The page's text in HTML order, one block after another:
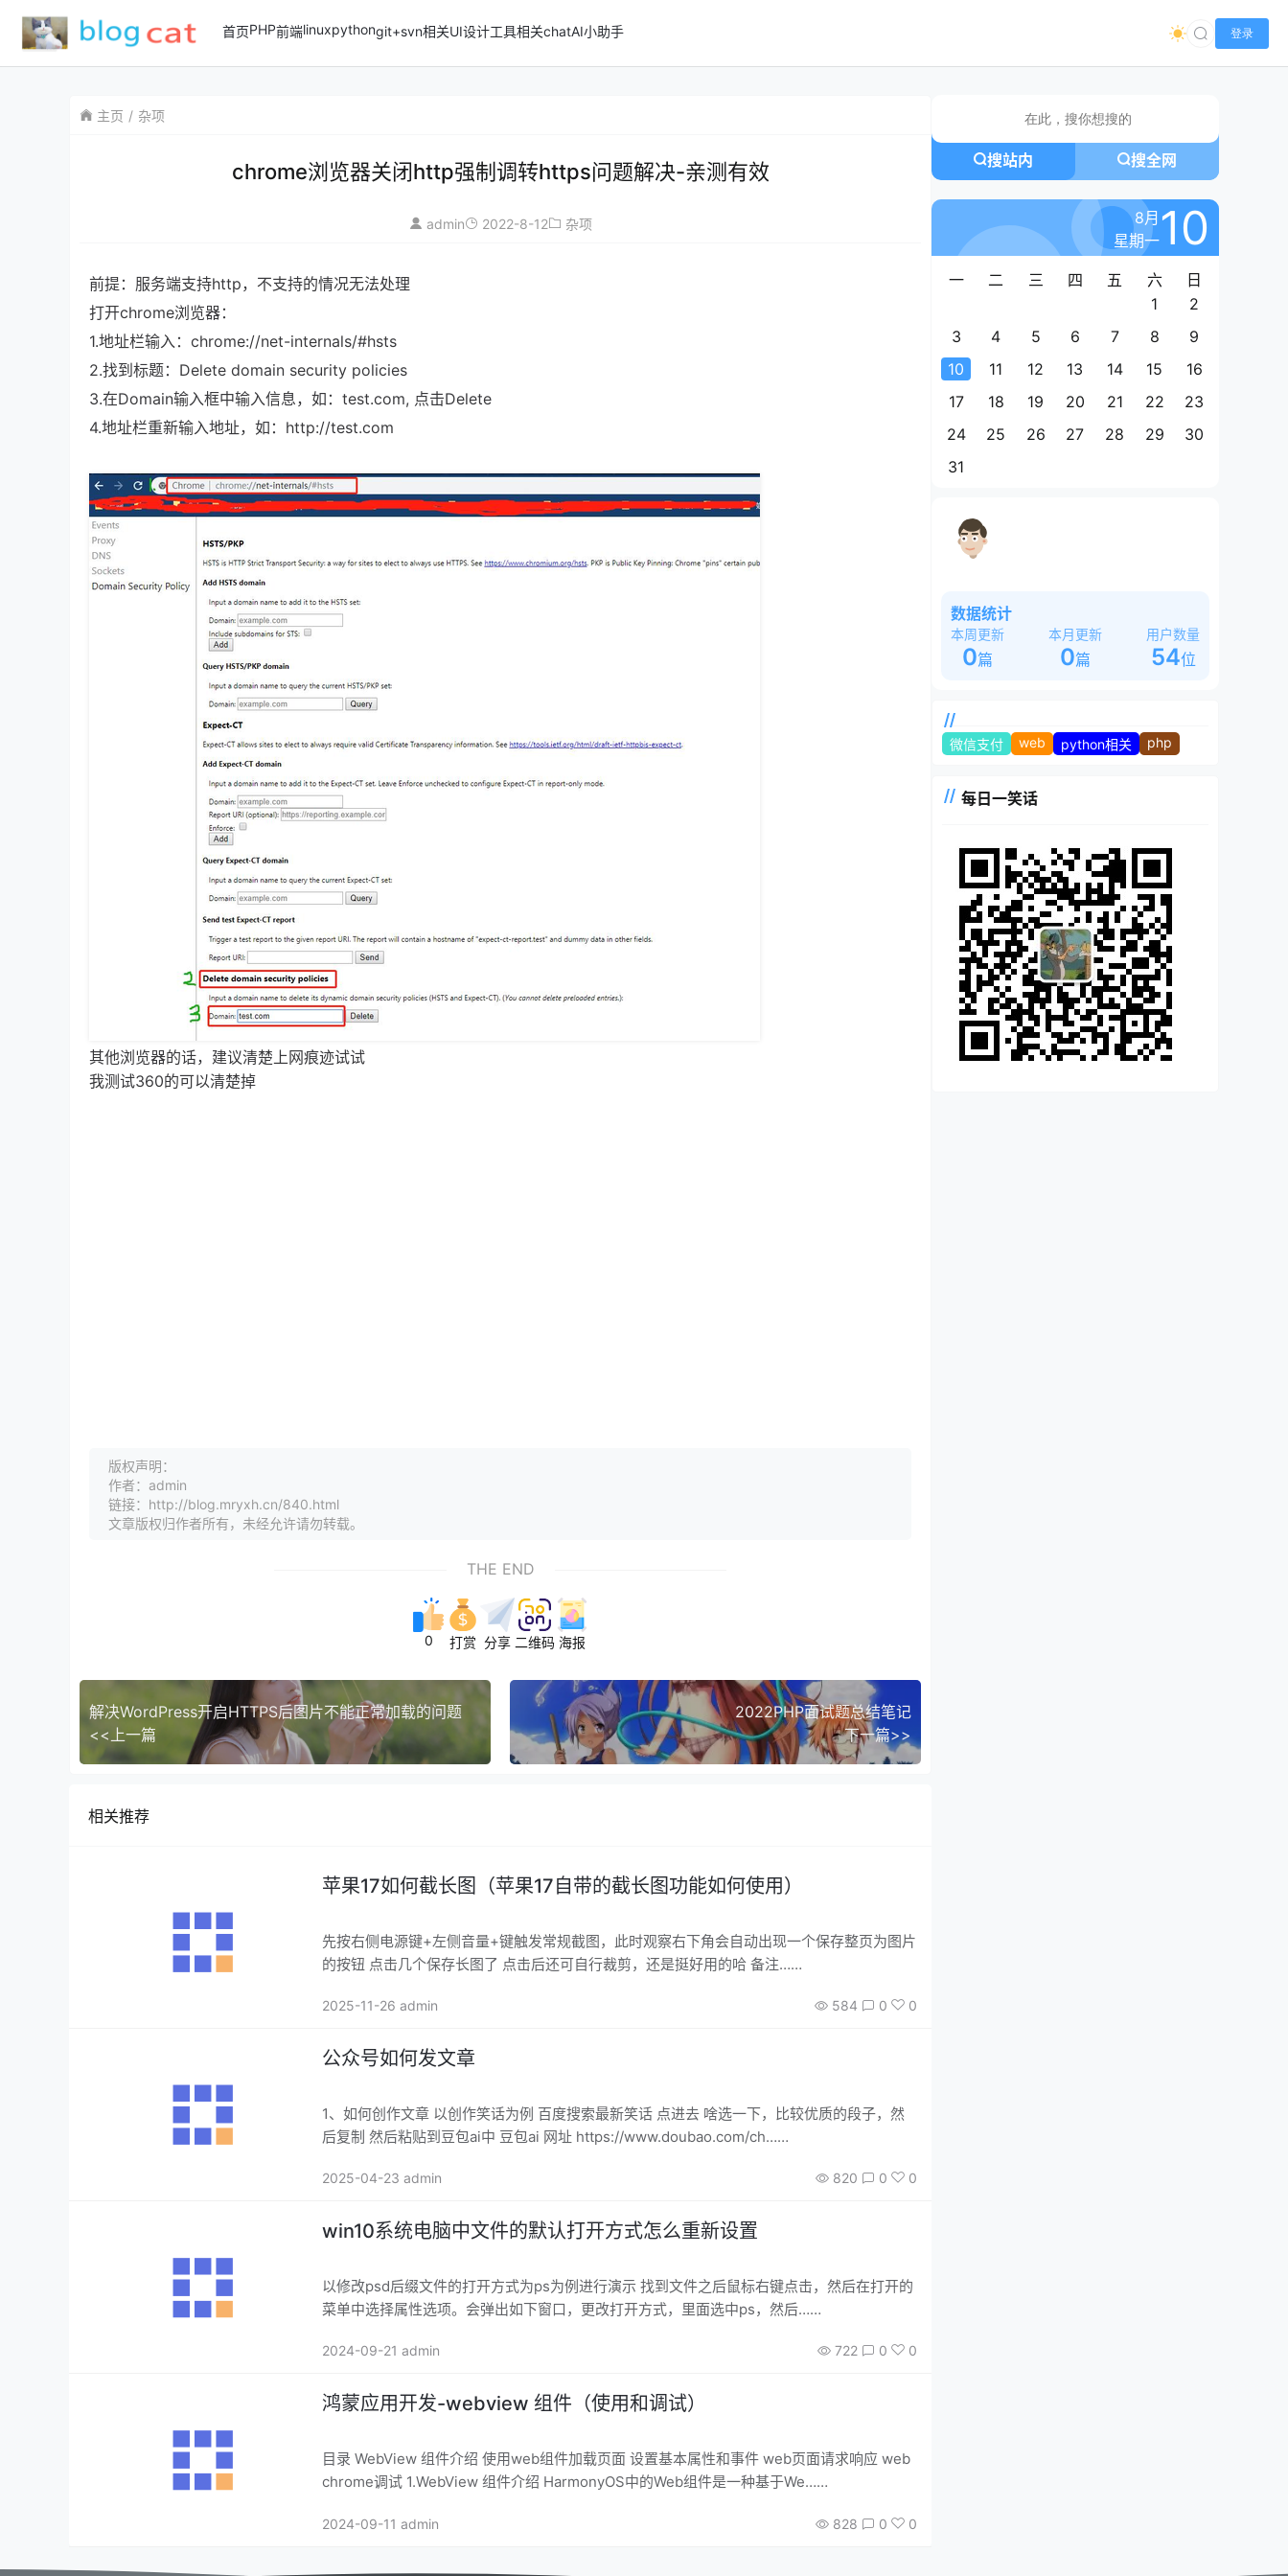
首页PHP前端linuxpythongit+svn相关UI设计工具相关chatAI小助手 登录
主页 杂项
chrome浏览器关闭http强制调转https问题解决-亲测有效
admin 2022-8-12 杂项
前提：服务端支持http，不支持的情况无法处理
打开chrome浏览器：
1.地址栏输入：chrome://net-internals/#hsts
2.找到标题：Delete domain security policies
3.在Domain输入框中输入信息，如：test.com, 点击Delete
4.地址栏重新输入地址，如：http://test.com
其他浏览器的话，建议清楚上网痕迹试试
我测试360的可以清楚掉
版权声明：
作者：admin
链接：http://blog.mryxh.cn/840.html
文章版权归作者所有，未经允许请勿转载。
THE END
0 打赏 分享 二维码 海报
解决WordPress开启HTTPS后图片不能正常加载的问题
<<上一篇
2022PHP面试题总结笔记
下一篇>>
相关推荐
苹果17如何截长图（苹果17自带的截长图功能如何使用）
先按右侧电源键+左侧音量+键触发常规截图，此时观察右下角会自动出现一个保存整页为图片
的按钮 点击几个保存长图了 点击后还可自行裁剪，还是挺好用的哈 备注……
2025-11-26 admin 584 0 0
公众号如何发文章
1、如何创作文章 以创作笑话为例 百度搜索最新笑话 点进去 啥选一下，比较优质的段子，然
后复制 然后粘贴到豆包ai中 豆包ai 网址 https://www.doubao.com/ch……
2025-04-23 admin 820 0 0
win10系统电脑中文件的默认打开方式怎么重新设置
以修改psd后缀文件的打开方式为ps为例进行演示 找到文件之后鼠标右键点击，然后在打开的
菜单中选择属性选项。会弹出如下窗口，更改打开方式，里面选中ps，然后……
2024-09-21 admin 722 0 0
鸿蒙应用开发-webview 组件（使用和调试）
目录 WebView 组件介绍 使用web组件加载页面 设置基本属性和事件 web页面请求响应 web
chrome调试 1.WebView 组件介绍 HarmonyOS中的Web组件是一种基于We……
2024-09-11 admin 828 0 0
搜站内 搜全网
8月
星期一10
一 二 三 四 五 六
日
1
2
3
4 5 6 7 8
9
10
11 12 13 14 15
16
17
18 19 20 21 22
23
24
25 26 27 28 29
30
31
数据统计
本周更新
0篇
本月更新
0篇
用户数量
54位
微信支付 web python相关 php
每日一笑话